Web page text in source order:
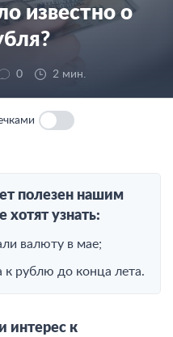
известно о
0 2 мин.
полезен нашим
хотят узнать:
валюту в мае;
к рублю до конца лета.
интерес к